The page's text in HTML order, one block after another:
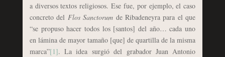
a diversos textos religiosos. Ese fue, por ejemplo, el caso
concreto del Flos Sanctorum de Ribadeneyra para el que
“se propuso hacer todos los [santos] del año… cada uno
en lámina de mayor tamaño [que] de quartilla de la misma
marca”[1]. La idea surgió del grabador Juan Antonio